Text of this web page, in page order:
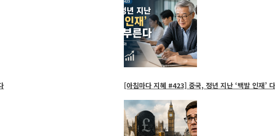
[아침마다 지혜 #423] 중국, 정년 지난 ‘백발 인재’ 다